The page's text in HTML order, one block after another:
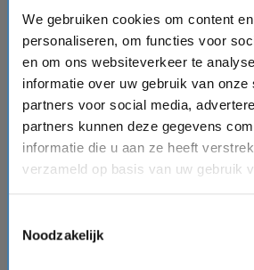
We gebruiken cookies om content
personaliseren, om functies voor
en om ons websiteverkeer te
informatie over uw gebruik van onze
partners voor social media,
partners kunnen deze gegevens
informatie die u aan ze heeft
verzameld op basis van uw gebruik
Noodzakelijk
8 daagse West-Middellandse